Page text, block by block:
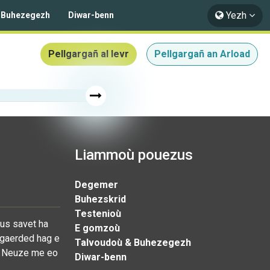
Diwar-benn Yezh
Pellgargañ al levr Pellgargañ an Arload
savet ha
hag e
me eo
Liammoù pouezus
Degemer
Buhezskrid
Testenioù
E gomzoù
Talvoudoù & Buhezegezh
Diwar-benn